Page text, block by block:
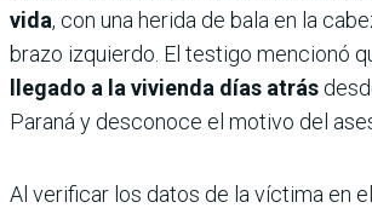
vida, con una herida de bala en la
brazo izquierdo. El testigo mencionó
llegado a la vivienda días atrás
Paraná y desconoce el motivo del
Al verificar los datos de la víctima en